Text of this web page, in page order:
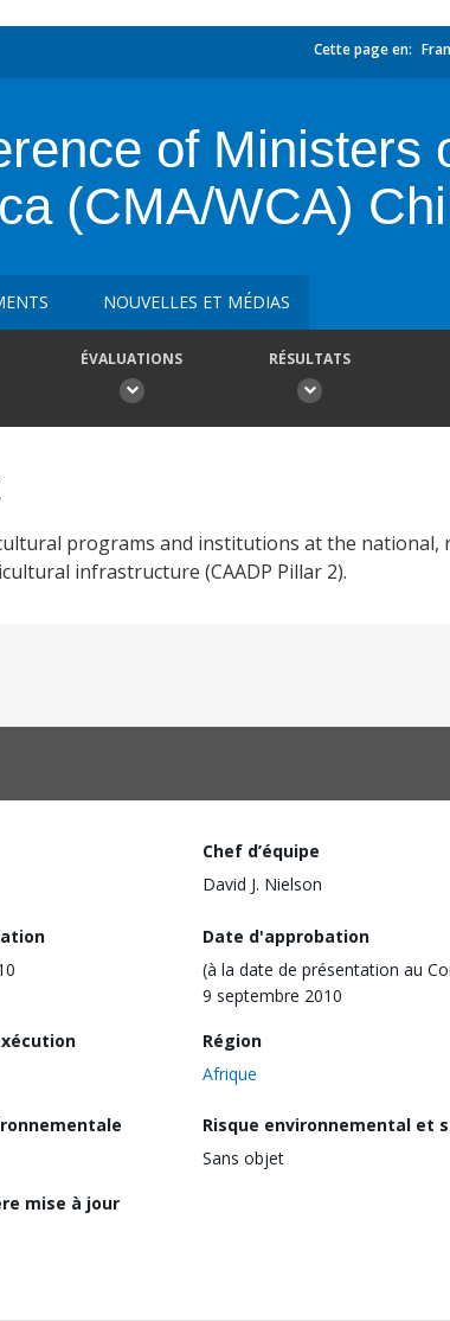
Cette page en:
of Ministers
(CMA/WCA)
NOUVELLES ET MÉDIAS
ÉVALUATIONS RÉSULTATS
programs and institutions at the national,
infrastructure (CAADP Pillar 2).
Chef d’équipe
David J. Nielson
Date d'approbation
(à la date de présentation au
9 septembre 2010
Région
Afrique
Risque environnemental et
Sans objet
mise à jour